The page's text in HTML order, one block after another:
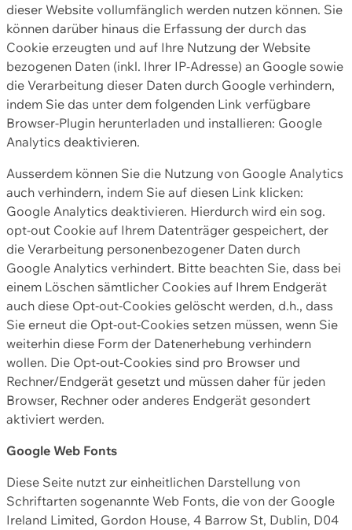
dieser Website vollumfänglich werden nutzen können. Sie
können darüber hinaus die Erfassung der durch das
Cookie erzeugten und auf Ihre Nutzung der Website
bezogenen Daten (inkl. Ihrer IP-Adresse) an Google sowie
die Verarbeitung dieser Daten durch Google verhindern,
indem Sie das unter dem folgenden Link verfügbare
Browser-Plugin herunterladen und installieren: Google
Analytics deaktivieren.
Ausserdem können Sie die Nutzung von Google Analytics
auch verhindern, indem Sie auf diesen Link klicken:
Google Analytics deaktivieren. Hierdurch wird ein sog.
opt-out Cookie auf Ihrem Datenträger gespeichert, der
die Verarbeitung personenbezogener Daten durch
Google Analytics verhindert. Bitte beachten Sie, dass bei
einem Löschen sämtlicher Cookies auf Ihrem Endgerät
auch diese Opt-out-Cookies gelöscht werden, d.h., dass
Sie erneut die Opt-out-Cookies setzen müssen, wenn Sie
weiterhin diese Form der Datenerhebung verhindern
wollen. Die Opt-out-Cookies sind pro Browser und
Rechner/Endgerät gesetzt und müssen daher für jeden
Browser, Rechner oder anderes Endgerät gesondert
aktiviert werden.
Google Web Fonts
Diese Seite nutzt zur einheitlichen Darstellung von
Schriftarten sogenannte Web Fonts, die von der Google
Ireland Limited, Gordon House, 4 Barrow St, Dublin, D04